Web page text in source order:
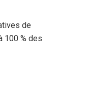
de
100 % des